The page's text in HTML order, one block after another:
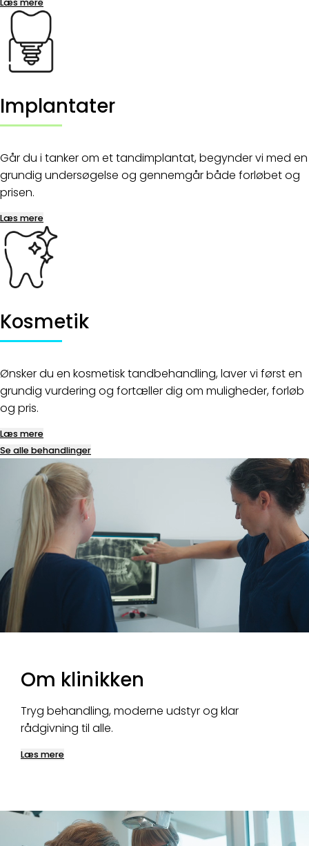
Læs mere
Implantater
Går du i tanker om et tandimplantat, begynder vi med en
grundig undersøgelse og gennemgår både forløbet og
prisen.
Læs mere
Kosmetik
Ønsker du en kosmetisk tandbehandling, laver vi først en
grundig vurdering og fortæller dig om muligheder, forløb
og pris.
Læs mere
Se alle behandlinger
Om klinikken
Tryg behandling, moderne udstyr og klar
rådgivning til alle.
Læs mere